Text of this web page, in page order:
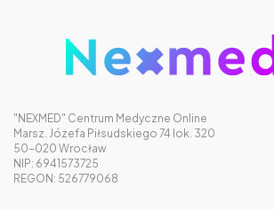
"NEXMED" Centrum Medyczne Online
Marsz. Józefa Piłsudskiego 74 lok. 320
50-020 Wrocław
NIP: 6941573725
REGON: 526779068